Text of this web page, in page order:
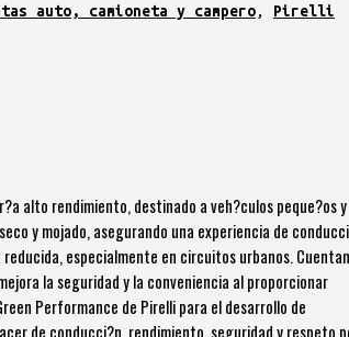
auto, camioneta y campero, Pirelli
alto rendimiento, destinado a veh?culos peque?os y
y mojado, asegurando una experiencia de
especialmente en circuitos urbanos. Cuentan
la seguridad y la conveniencia al proporcionar
Performance de Pirelli para el desarrollo de